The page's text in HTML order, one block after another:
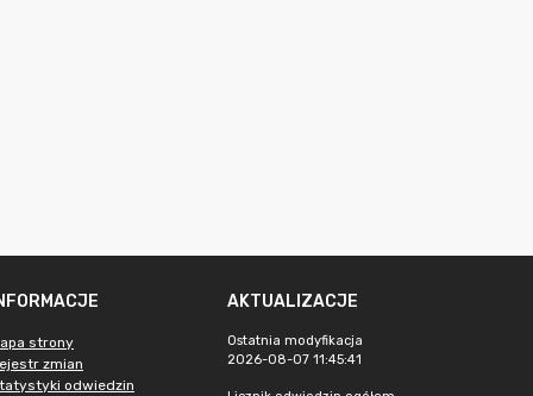
strony
zmian
odwiedzin
AKTUALIZACJE
Ostatnia modyfikacja
2026-08-07 11:45:41